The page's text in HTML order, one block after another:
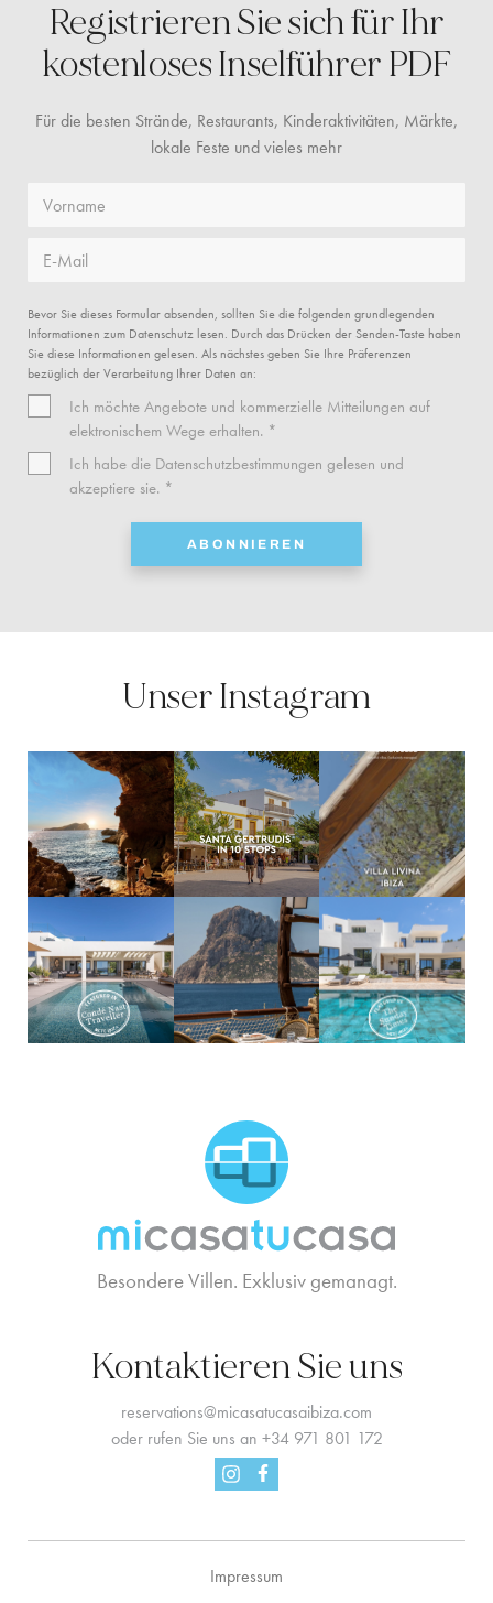
Registrieren Sie sich für Ihr
kostenlosesInselführer PDF
Für die besten Strände, Restaurants, Kinderaktivitäten, Märkte,
lokale Feste und vieles mehr
Vorname
E-Mail
Bevor Sie dieses Formular absenden, sollten Sie die folgenden grundlegenden
Informationen zum Datenschutz lesen. Durch das Drücken der Senden-Taste haben
Sie diese Informationen gelesen. Als nächstes geben Sie Ihre Präferenzen
bezüglich der Verarbeitung Ihrer Daten an:
Ich möchte Angebote und kommerzielle Mitteilungen auf
elektronischem Wege erhalten. *
Ich habe die Datenschutzbestimmungen gelesen und
akzeptiere sie. *
ABONNIEREN
Unser Instagram
Besondere Villen. Exklusiv gemanagt.
Kontaktieren Sie uns
reservations@micasatucasaibiza.com
oder rufen Sie uns an +34 971 801 172
InstagramFacebook
Impressum